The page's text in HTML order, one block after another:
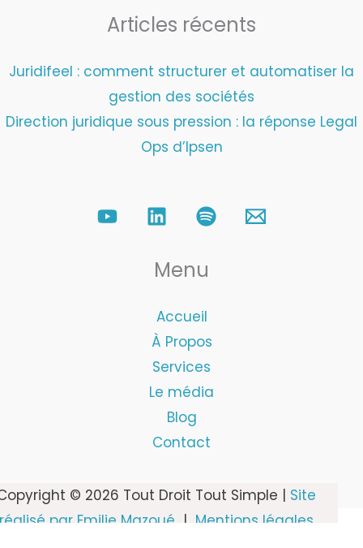
Articles récents
Juridifeel : comment structurer et automatiser la
gestion des sociétés
Direction juridique sous pression : la réponse Legal
Ops d’Ipsen
Menu
Accueil
À Propos
Services
Le média
Blog
Contact
© 2026 Tout Droit Tout Simple | Site
réalisé par Emilie Mazoué | Mentions légales